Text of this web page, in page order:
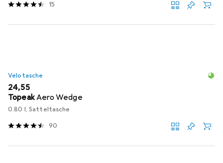
15
Velotasche
EUR
24,55
TopeakAero Wedge
0.80 l, Satteltasche
90